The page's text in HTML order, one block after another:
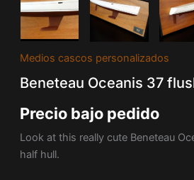
Medios cascos personalizados
Beneteau Oceanis 37
Precio bajo pedido
Look at this really cute Beneteau
half hull.